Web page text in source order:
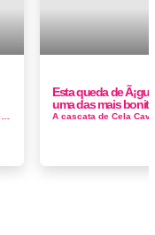
Esta queda de
uma das mais